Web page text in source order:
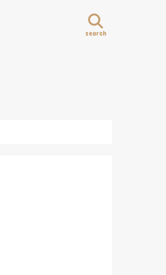
search